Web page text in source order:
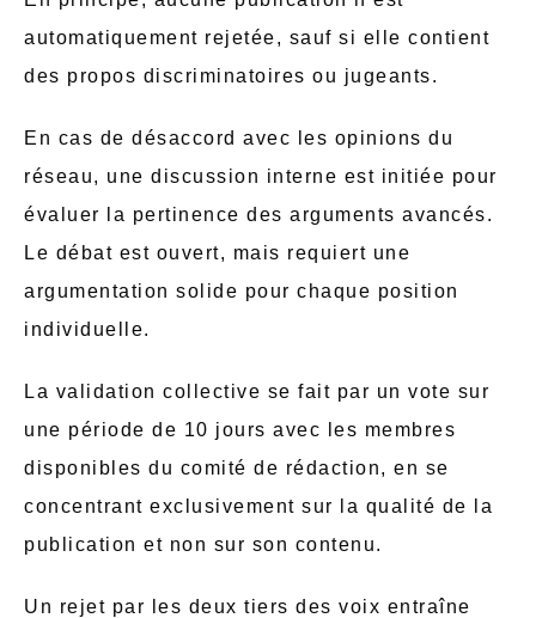
automatiquement rejetée, sauf si elle contient
des propos discriminatoires ou jugeants.
En cas de désaccord avec les opinions du
réseau, une discussion interne est initiée pour
évaluer la pertinence des arguments avancés.
Le débat est ouvert, mais requiert une
argumentation solide pour chaque position
individuelle.
La validation collective se fait par un vote sur
une période de 10 jours avec les membres
disponibles du comité de rédaction, en se
concentrant exclusivement sur la qualité de la
publication et non sur son contenu.
Un rejet par les deux tiers des voix entraîne